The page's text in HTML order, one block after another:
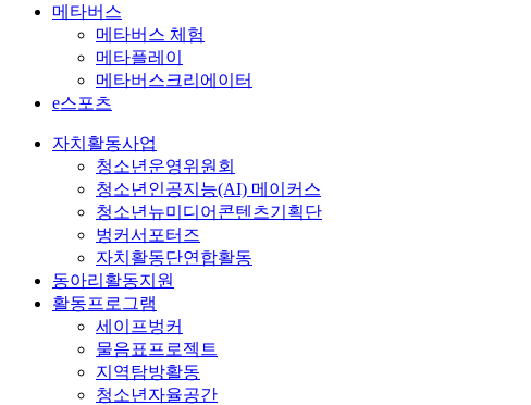
메타버스
메타버스 체험
메타플레이
메타버스크리에이터
e스포츠
자치활동사업
청소년운영위원회
청소년인공지능(AI) 메이커스
청소년뉴미디어콘텐츠기획단
벙커서포터즈
자치활동단연합활동
동아리활동지원
활동프로그램
세이프벙커
물음표프로젝트
지역탐방활동
청소년자율공간